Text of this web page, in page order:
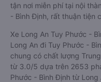
tận nơi miễn phí tại nội
- Bình Định, rất thuận tiện
Xe Long An Tuy Phước -
Long An đi Tuy Phước -
chung có chất lượng
từ 3.0/5 dựa trên 2653
Phước - Bình Định từ Long